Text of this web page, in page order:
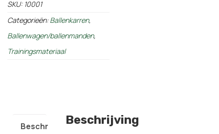
SKU: 10001
Categorieën:Ballenkarren,
Ballenwagen/ballenmanden,
Trainingsmateriaal
BeschrijvingBeschrijving